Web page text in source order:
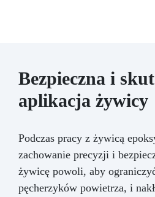
Bezpieczna i
aplikacja żywicy
Podczas pracy z żywicą
zachowanie precyzji i
żywicę powoli, aby
pęcherzyków powietrza, i